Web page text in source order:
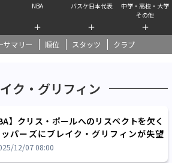
NBA
＋
バスケ日本代表
＋
中学・高校・大学
その他
＋
サマリー 順位 スタッツ クラブ
ク・グリフィン
】クリス・ポールへのリスペクトを欠く
パーズにブレイク・グリフィンが失望
どう扱うかでその評価は決まる」
12/07 08:00